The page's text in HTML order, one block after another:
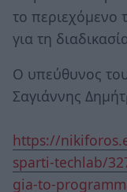
το περιεχόμενο
για τη
Ο υπεύθυνος
Σαγιάννης
https://
sparti-techlab/
gia-to-